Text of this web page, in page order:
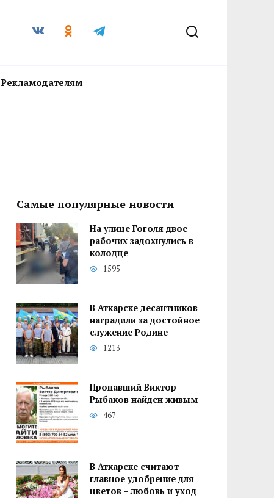
Рекламодателям
Самые популярные новости
На улице Гоголя двое
рабочих задохнулись в
колодце
1595
В Аткарске десантников
наградили за достойное
служение Родине
1213
Пропавший Виктор
Рыбаков найден живым
467
В Аткарске считают
главное удобрение для
цветов – любовь и уход